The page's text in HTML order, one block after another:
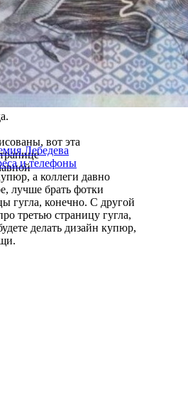
вот эта
а коллеги давно
лучше брать фотки
гугла, конечно. С другой
третью страницу гугла,
делать дизайн купюр,
Лебедева
и телефоны